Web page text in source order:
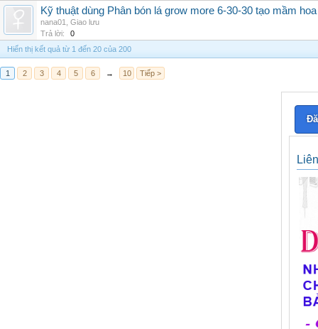
Kỹ thuật dùng Phân bón lá grow more 6-30-30 tạo mầm hoa
nana01
Giao lưu
Trả lời:
0
Hiển thị kết quả từ 1 đến 20 của 200
1 2 3 4 5 6 → 10 Tiếp >